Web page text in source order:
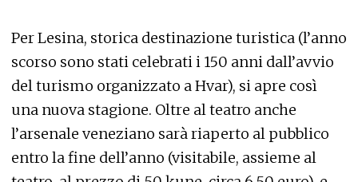
Per Lesina, storica destinazione turistica (l’anno
scorso sono stati celebrati i 150 anni dall’avvio
del turismo organizzato a Hvar), si apre così
una nuova stagione. Oltre al teatro anche
l’arsenale veneziano sarà riaperto al pubblico
entro la fine dell’anno (visitabile, assieme al